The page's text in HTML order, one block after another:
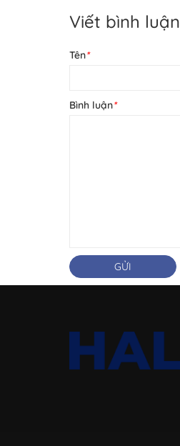
Viết bình luận
Tên*
Bình luận*
GỬI